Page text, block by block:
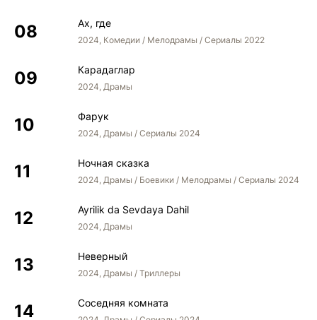
Ах, где
2024, Комедии / Мелодрамы / Сериалы 2022
Карадаглар
2024, Драмы
Фарук
2024, Драмы / Сериалы 2024
Ночная сказка
2024, Драмы / Боевики / Мелодрамы / Сериалы 2024
Ayrilik da Sevdaya Dahil
2024, Драмы
Неверный
2024, Драмы / Триллеры
Соседняя комната